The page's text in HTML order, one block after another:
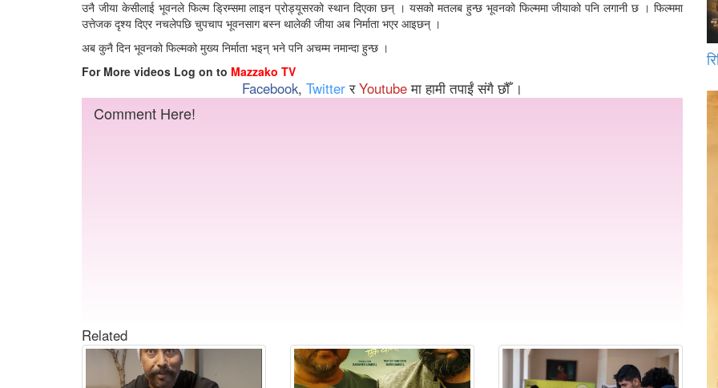
उनै जीया केसीलाई भूवनले फिल्म ड्रिम्समा लाइन प्रोड्यूसरको स्थान दिएका छन् । यसको मतलब हुन्छ भूवनको फिल्ममा जीयाको पनि लगानी छ । फिल्ममा
उत्तेजक दृश्य दिएर नचलेपछि चुपचाप भूवनसाग बस्न थालेकी जीया अब निर्माता भएर आइछन् ।
अब कुनै दिन भूवनको फिल्मको मुख्य निर्माता भइन् भने पनि अचम्म नमान्दा हुन्छ ।
For More videos Log on to Mazzako TV
Facebook, TwitterरYoutubeमा हामी तपाईं संगै छौँ ।
Comment Here!
Related